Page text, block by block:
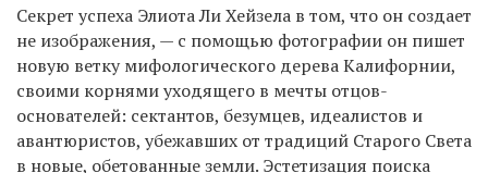
Секрет успеха Элиота Ли Хейзела в том, что он создает
не изображения, — с помощью фотографии он пишет
новую ветку мифологического дерева Калифорнии,
своими корнями уходящего в мечты отцов-
основателей: сектантов, безумцев, идеалистов и
авантюристов, убежавших от традиций Старого Света
в новые, обетованные земли. Эстетизация поиска